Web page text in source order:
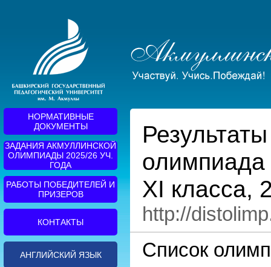
олимпиада
XI класса,
http://
Список
НОРМАТИВНЫЕ
ДОКУМЕНТЫ
ЗАДАНИЯ АКМУЛЛИНСКОЙ
ОЛИМПИАДЫ 2025/26 УЧ.
ГОДА
РАБОТЫ ПОБЕДИТЕЛЕЙ И
ПРИЗЕРОВ
КОНТАКТЫ
АНГЛИЙСКИЙ ЯЗЫК